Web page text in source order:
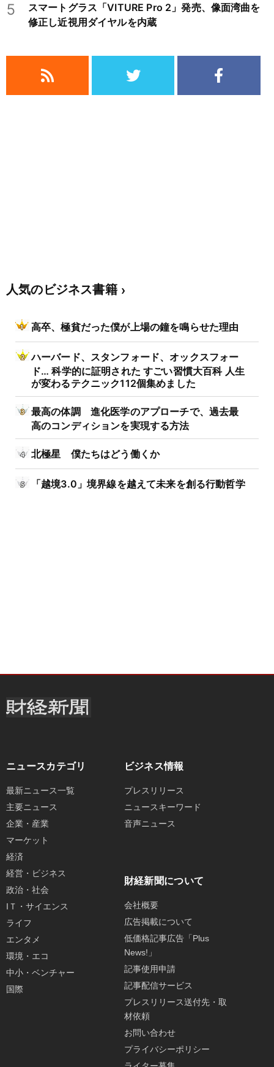
5
スマートグラス「VITURE Pro 2」発売、像面湾曲を
修正し近視用ダイヤルを内蔵
人気のビジネス書籍
高卒、極貧だった僕が上場の鐘を鳴らせた理由
ハーバード、スタンフォード、オックスフォー
ド… 科学的に証明された すごい習慣大百科 人生
が変わるテクニック112個集めました
最高の体調 進化医学のアプローチで、過去最
高のコンディションを実現する方法
北極星 僕たちはどう働くか
「越境3.0」境界線を越えて未来を創る行動哲学
ニュースカテゴリ
最新ニュース一覧
主要ニュース
企業・産業
マーケット
経済
経営・ビジネス
政治・社会
IＴ・サイエンス
ライフ
エンタメ
環境・エコ
中小・ベンチャー
国際
ビジネス情報
プレスリリース
ニュースキーワード
音声ニュース
財経新聞について
会社概要
広告掲載について
低価格記事広告「Plus
News!」
記事使用申請
記事配信サービス
プレスリリース送付先・取
材依頼
お問い合わせ
プライバシーポリシー